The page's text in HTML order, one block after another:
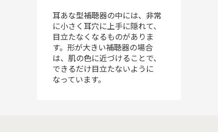
耳あな型補聴器の中には、非常
に小さく耳穴に上手に隠れて、
目立たなくなるものがありま
す。形が大きい補聴器の場合
は、肌の色に近づけることで、
できるだけ目立たないように
なっています。